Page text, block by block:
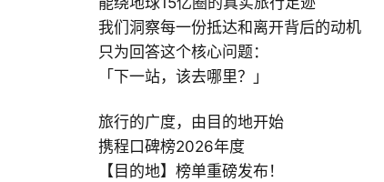
我们洞察每一份抵达和离开背后的动机
只为回答这个核心问题：
「下一站，该去哪里？」
旅行的广度，由目的地开始
携程口碑榜2026年度
【目的地】榜单重磅发布！